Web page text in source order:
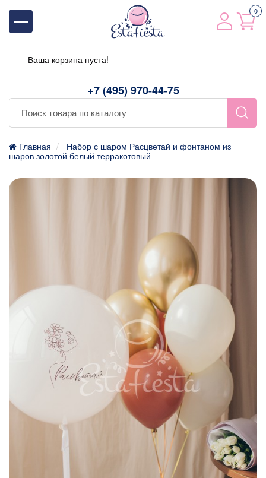
+7 (495) 970-44-75
0
Ваша корзина пуста!
Главная
Набор с шаром Расцветай и фонтаном из
шаров золотой белый терракотовый